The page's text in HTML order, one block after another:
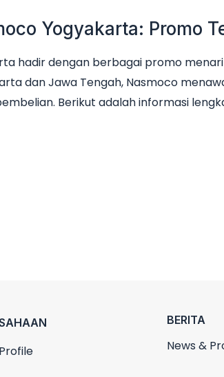
Yogyakarta: Promo
hadir dengan berbagai promo
dan Jawa Tengah, Nasmoco
Berikut adalah informasi
BERITA
News &